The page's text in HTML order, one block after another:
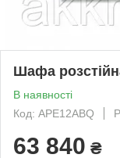
Шафа
В наявності
Код: APE12ABQ
63 840 ₴